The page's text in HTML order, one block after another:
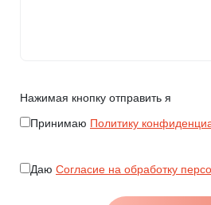
Нажимая кнопку отправить я
Принимаю Политику
Даю Согласие на обработку